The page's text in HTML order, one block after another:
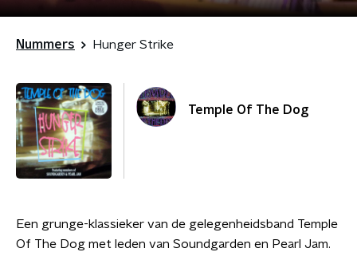
Nummers Hunger Strike
Temple Of The Dog
Een grunge-klassieker van de gelegenheidsband Temple
Of The Dog met leden van Soundgarden en Pearl Jam.